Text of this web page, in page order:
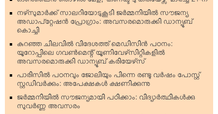
നഴ്‌സുമാര്‍ക്ക് സാലറിയോടുകൂടി ജര്‍മ്മനിയില്‍ സൗജന്യ
അഡാപ്റ്റേഷന്‍ പ്രോഗ്രാം: അവസരമൊരുക്കി ഡാന്യൂബ്
കൊച്ചി
കുറഞ്ഞ ചിലവില്‍ വിദേശത്ത് മെഡിസിന്‍ പഠനം:
യൂറോപ്പിലെ ഗവണ്‍മെന്റ് യൂണിവേഴ്‌സിറ്റികളില്‍
അവസരമൊരുക്കി ഡാന്യൂബ് കരിയേഴ്‌സ്
പാരിസില്‍ പഠനവും ജോലിയും പിന്നെ രണ്ടു വര്‍ഷം പോസ്റ്റ്
സ്റ്റഡിവര്‍ക്കും: അപേക്ഷകള്‍ ക്ഷണിക്കുന്നു
ജര്‍മ്മനിയില്‍ സൗജന്യമായി പഠിക്കാം: വിദ്യാര്‍ത്ഥികള്‍ക്കു
സുവര്‍ണ്ണ അവസരം